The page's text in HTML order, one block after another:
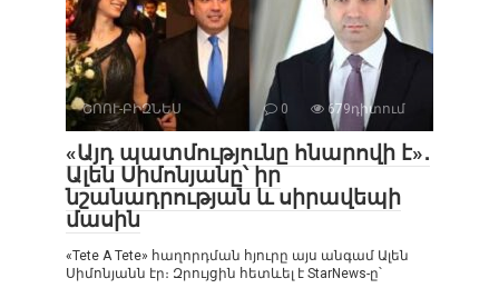
ՇՈՈՒ-ԲԻԶՆԵՍ 0 679դիտում
«Այդ պատմությունը հնարովի է»․
Ալեն Սիմոնյանը՝ իր
նշանադրության և սիրավեպի
մասին
«Tete A Tete» հաղորդման հյուրը այս անգամ Ալեն
Սիմոնյանն էր։ Զրույցին հետևել է StarNews-ը՝